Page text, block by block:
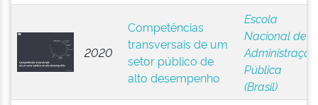
2020
Competências
transversais de um
setor público de
alto desempenho
Escola
Nacional de
Administração
Pública
(Brasil)